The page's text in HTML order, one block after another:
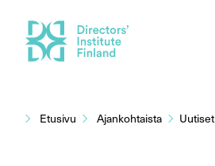
sisältöönEtusivu Ajankohtaista Uutiset